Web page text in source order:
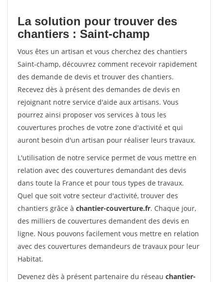
La solution pour trouver des
chantiers : Saint-champ
Vous êtes un artisan et vous cherchez des chantiers
Saint-champ, découvrez comment recevoir rapidement
des demande de devis et trouver des chantiers.
Recevez dès à présent des demandes de devis en
rejoignant notre service d'aide aux artisans. Vous
pourrez ainsi proposer vos services à tous les
couvertures proches de votre zone d'activité et qui
auront besoin d'un artisan pour réaliser leurs travaux.
L'utilisation de notre service permet de vous mettre en
relation avec des couvertures demandant des devis
dans toute la France et pour tous types de travaux.
Quel que soit votre secteur d'activité, trouver des
chantiers grâce à chantier-couverture.fr. Chaque jour,
des milliers de couvertures demandent des devis en
ligne. Nous pouvons facilement vous mettre en relation
avec des couvertures demandeurs de travaux pour leur
Habitat.
Devenez dès à présent partenaire du réseau chantier-